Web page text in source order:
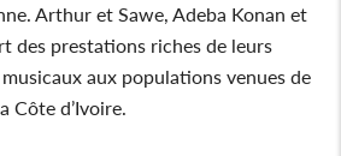
Arthur et Sawe, Adeba Konan et
des prestations riches de leurs
aux populations venues de
Côte d’Ivoire.